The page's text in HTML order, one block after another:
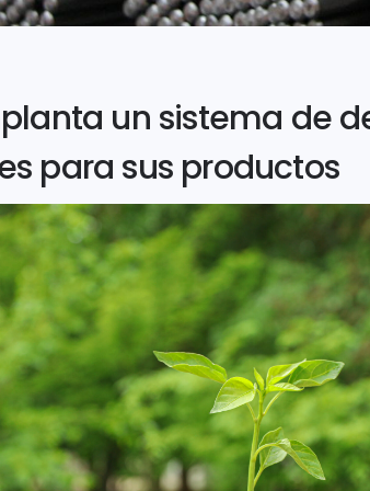
un sistema de
para sus productos